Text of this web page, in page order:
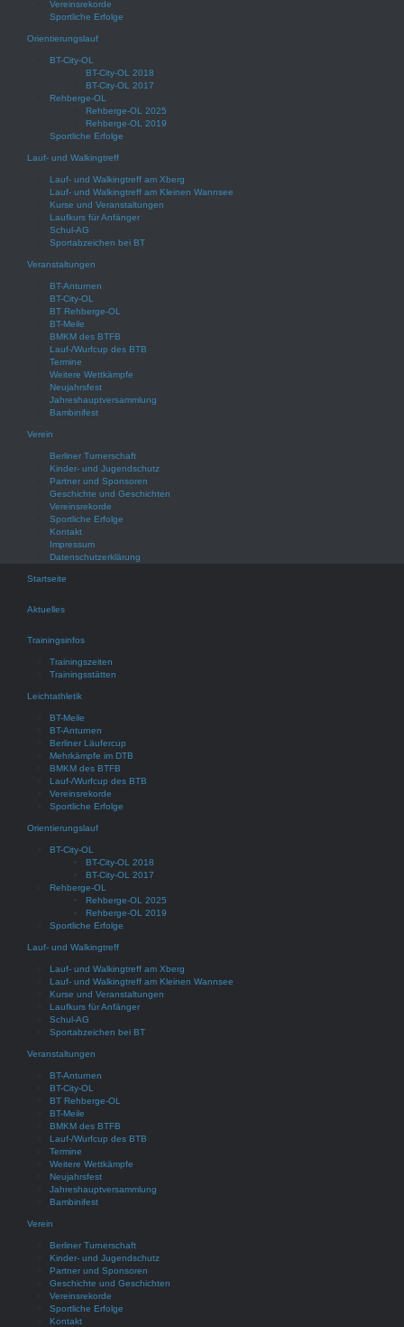
Vereinsrekorde
Sportliche Erfolge
Orientierungslauf
BT-City-OL
BT-City-OL 2018
BT-City-OL 2017
Rehberge-OL
Rehberge-OL 2025
Rehberge-OL 2019
Sportliche Erfolge
Lauf- und Walkingtreff
Lauf- und Walkingtreff am Xberg
Lauf- und Walkingtreff am Kleinen Wannsee
Kurse und Veranstaltungen
Laufkurs für Anfänger
Schul-AG
Sportabzeichen bei BT
Veranstaltungen
BT-Anturnen
BT-City-OL
BT Rehberge-OL
BT-Meile
BMKM des BTFB
Lauf-/Wurfcup des BTB
Termine
Weitere Wettkämpfe
Neujahrsfest
Jahreshauptversammlung
Bambinifest
Verein
Berliner Turnerschaft
Kinder- und Jugendschutz
Partner und Sponsoren
Geschichte und Geschichten
Vereinsrekorde
Sportliche Erfolge
Kontakt
Impressum
Datenschutzerklärung
Startseite
Aktuelles
Trainingsinfos
Trainingszeiten
Trainingsstätten
Leichtathletik
BT-Meile
BT-Anturnen
Berliner Läufercup
Mehrkämpfe im DTB
BMKM des BTFB
Lauf-/Wurfcup des BTB
Vereinsrekorde
Sportliche Erfolge
Orientierungslauf
BT-City-OL
BT-City-OL 2018
BT-City-OL 2017
Rehberge-OL
Rehberge-OL 2025
Rehberge-OL 2019
Sportliche Erfolge
Lauf- und Walkingtreff
Lauf- und Walkingtreff am Xberg
Lauf- und Walkingtreff am Kleinen Wannsee
Kurse und Veranstaltungen
Laufkurs für Anfänger
Schul-AG
Sportabzeichen bei BT
Veranstaltungen
BT-Anturnen
BT-City-OL
BT Rehberge-OL
BT-Meile
BMKM des BTFB
Lauf-/Wurfcup des BTB
Termine
Weitere Wettkämpfe
Neujahrsfest
Jahreshauptversammlung
Bambinifest
Verein
Berliner Turnerschaft
Kinder- und Jugendschutz
Partner und Sponsoren
Geschichte und Geschichten
Vereinsrekorde
Sportliche Erfolge
Kontakt